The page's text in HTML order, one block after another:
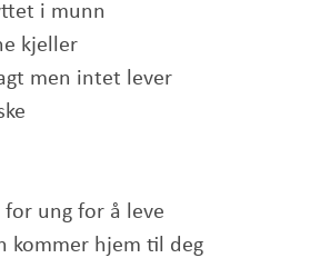
i munn
kjeller
men intet lever
for ung for å leve
kommer hjem til deg